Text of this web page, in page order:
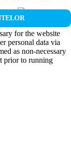
for the website
personal data via
as non-necessary
prior to running